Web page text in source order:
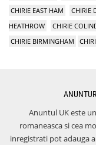
CHIRIE EAST HAM
CHIRIE
HEATHROW
CHIRIE
CHIRIE BIRMINGHAM
Anuntul UK este
romaneasca si cea
inregistrati pot adauga